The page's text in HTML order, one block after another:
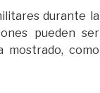
durante la
pueden ser
mostrado, como